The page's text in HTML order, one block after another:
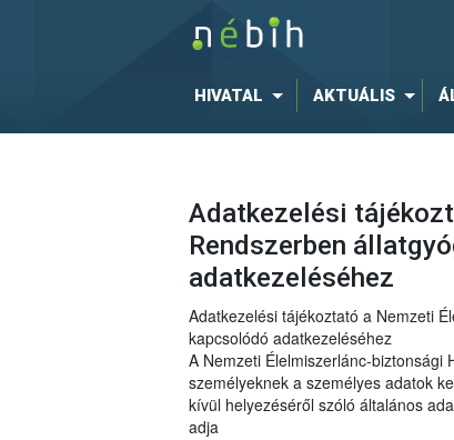
HIVATAL AKTUÁLIS
Adatkezelési
Rendszerben
adatkezeléséhez
Adatkezelési tájékoztató a Nemzeti
kapcsolódó adatkezeléséhez
A Nemzeti Élelmiszerlánc-biztonsági
személyeknek a személyes adatok
kívül helyezéséről szóló általános
adja